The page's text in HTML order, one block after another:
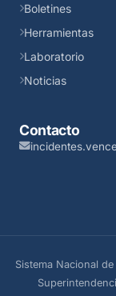
Boletines
Herramientas
Laboratorio
Noticias
Contacto
Sistema Nacional